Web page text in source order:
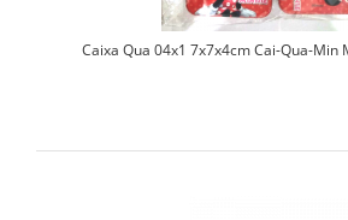
Caixa Qua 04x1 7x7x4cm Cai-Qua-Min